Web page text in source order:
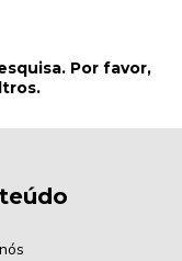
Por favor,